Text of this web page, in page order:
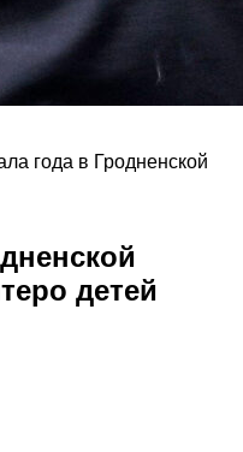
года в Гродненской
детей